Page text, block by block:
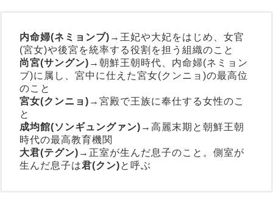
内命婦(ネミョンブ) →王妃や大妃をはじめ、女官
(宮女)や後宮を統率する役割を担う組織のこと
尚宮(サングン) →朝鮮王朝時代、内命婦(ネミョン
ブ)に属し、宮中に仕えた宮女(クンニョ)の最高位
のこと
宮女(クンニョ) →宮殿で王族に奉仕する女性のこ
と
成均館(ソンギュングァン) →高麗末期と朝鮮王朝
時代の最高教育機関
大君(テグン) →正室が生んだ息子のこと。側室が
生んだ息子は君(クン)と呼ぶ